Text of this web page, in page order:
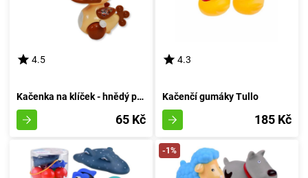
4.5
Kačenka na klíček - hnědý poklad
65 Kč
4.3
Kačenčí gumáky Tullo
185 Kč
-1%